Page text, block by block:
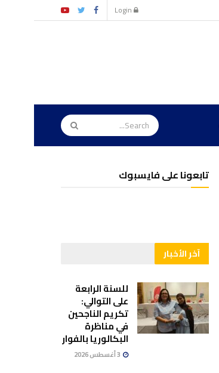
تابعونا على فايسبوك
آخر الأخبار
للسنة الرابعة
على التوالي:
تكريم الناجحين
في مناظرة
البكالوريا بالفوار